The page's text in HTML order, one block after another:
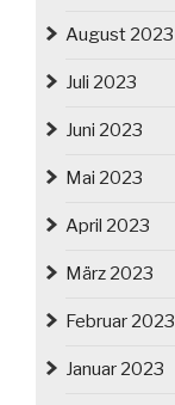
August 2023
Juli 2023
Juni 2023
Mai 2023
April 2023
März 2023
Februar 2023
Januar 2023